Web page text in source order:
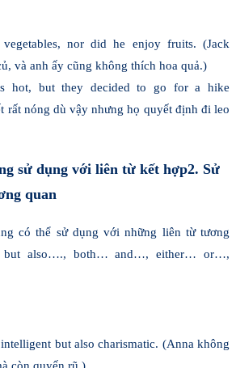
nor did he enjoy fruits. (Jack
và anh ấy cũng không thích hoa quả.)
hot, but they decided to go for a hike
rất nóng dù vậy nhưng họ quyết định đi leo
2. Sử
quan
có thể sử dụng với những liên từ tương
but also…., both… and…, either… or…,
but also charismatic. (Anna không
còn quyến rũ.)